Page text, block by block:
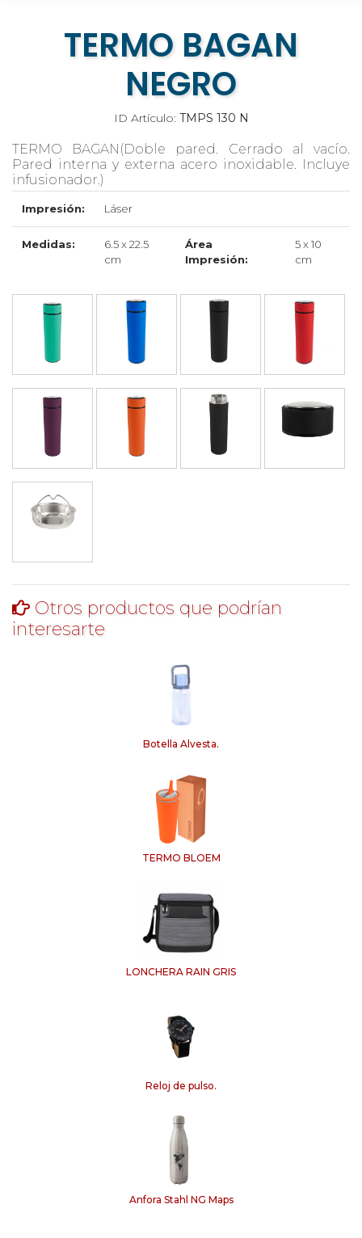
TERMO BAGAN
NEGRO
ID Artículo: TMPS 130 N
TERMO BAGAN(Doble pared. Cerrado al vacío.
Pared interna y externa acero inoxidable. Incluye
infusionador.)
Impresión: Láser
Medidas:
6.5 x 22.5
cm
Área
Impresión:
5 x 10
cm
Otros productos que podrían
interesarte
Botella Alvesta.
TERMO BLOEM
LONCHERA RAIN GRIS
Reloj de pulso.
Anfora Stahl NG Maps